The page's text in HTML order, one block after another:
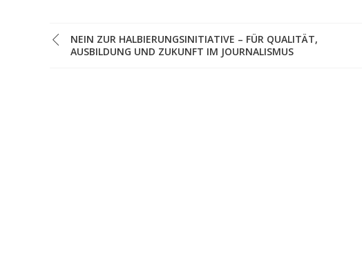
NEIN ZUR HALBIERUNGSINITIATIVE – FÜR QUALITÄT,
AUSBILDUNG UND ZUKUNFT IM JOURNALISMUS